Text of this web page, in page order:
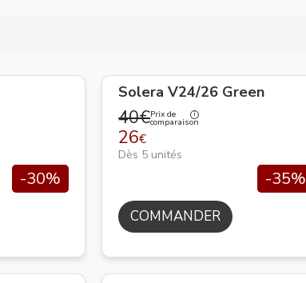
-30%
Solera V24/26 Green
40€Prix de
comparaison
26€
Dès 5 unités
-35%
COMMANDER